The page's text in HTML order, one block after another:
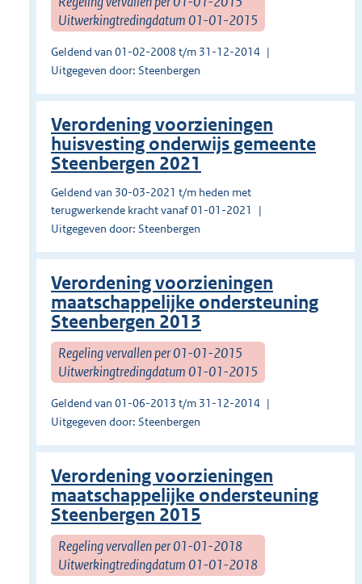
Uitwerkingtredingdatum 01-01-2015
Geldend van 01-02-2008 t/m 31-12-2014
Uitgegeven door: Steenbergen
Verordening voorzieningen
huisvesting onderwijs gemeente
Steenbergen 2021
Geldend van 30-03-2021 t/m heden met
terugwerkende kracht vanaf 01-01-2021
Uitgegeven door: Steenbergen
Verordening voorzieningen
maatschappelijke ondersteuning
Steenbergen 2013
Regeling vervallen per 01-01-2015
Uitwerkingtredingdatum 01-01-2015
Geldend van 01-06-2013 t/m 31-12-2014
Uitgegeven door: Steenbergen
Verordening voorzieningen
maatschappelijke ondersteuning
Steenbergen 2015
Regeling vervallen per 01-01-2018
Uitwerkingtredingdatum 01-01-2018